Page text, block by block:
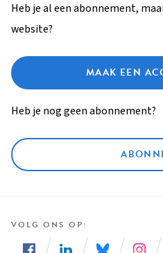
Heb je al een abonnement,
website?
MAAK EEN
Heb je nog geen abonnement?
VOLG ONS OP